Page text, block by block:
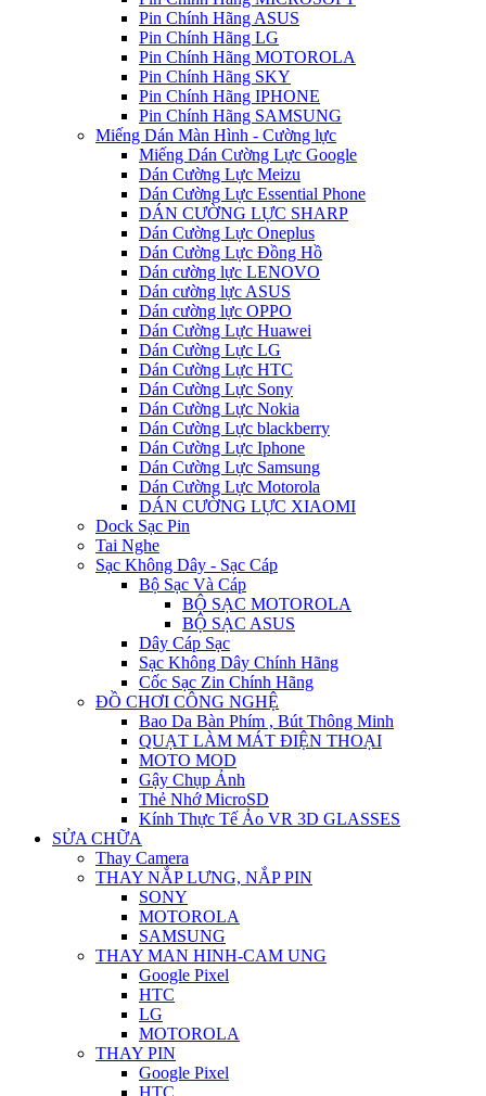
Pin Chính Hãng ASUS
Pin Chính Hãng LG
Pin Chính Hãng MOTOROLA
Pin Chính Hãng SKY
Pin Chính Hãng IPHONE
Pin Chính Hãng SAMSUNG
Miếng Dán Màn Hình - Cường lực
Miếng Dán Cường Lực Google
Dán Cường Lực Meizu
Dán Cường Lực Essential Phone
DÁN CƯỜNG LỰC SHARP
Dán Cường Lực Oneplus
Dán Cường Lực Đồng Hồ
Dán cường lực LENOVO
Dán cường lực ASUS
Dán cường lực OPPO
Dán Cường Lực Huawei
Dán Cường Lực LG
Dán Cường Lực HTC
Dán Cường Lực Sony
Dán Cường Lực Nokia
Dán Cường Lực blackberry
Dán Cường Lực Iphone
Dán Cường Lực Samsung
Dán Cường Lực Motorola
DÁN CƯỜNG LỰC XIAOMI
Dock Sạc Pin
Tai Nghe
Sạc Không Dây - Sạc Cáp
Bộ Sạc Và Cáp
BỘ SẠC MOTOROLA
BỘ SẠC ASUS
Dây Cáp Sạc
Sạc Không Dây Chính Hãng
Cốc Sạc Zin Chính Hãng
ĐỒ CHƠI CÔNG NGHỆ
Bao Da Bàn Phím , Bút Thông Minh
QUẠT LÀM MÁT ĐIỆN THOẠI
MOTO MOD
Gậy Chụp Ảnh
Thẻ Nhớ MicroSD
Kính Thực Tế Ảo VR 3D GLASSES
SỬA CHỮA
Thay Camera
THAY NẮP LƯNG, NẮP PIN
SONY
MOTOROLA
SAMSUNG
THAY MAN HINH-CAM UNG
Google Pixel
HTC
LG
MOTOROLA
THAY PIN
Google Pixel
HTC